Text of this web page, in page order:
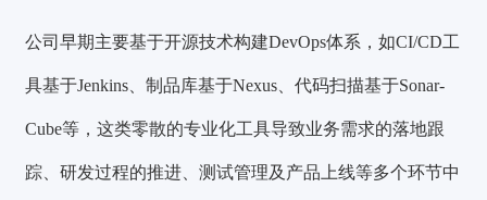
公司早期主要基于开源技术构建DevOps体系，如CI/CD工
具基于Jenkins、制品库基于Nexus、代码扫描基于Sonar-
Cube等，这类零散的专业化工具导致业务需求的落地跟
踪、研发过程的推进、测试管理及产品上线等多个环节中